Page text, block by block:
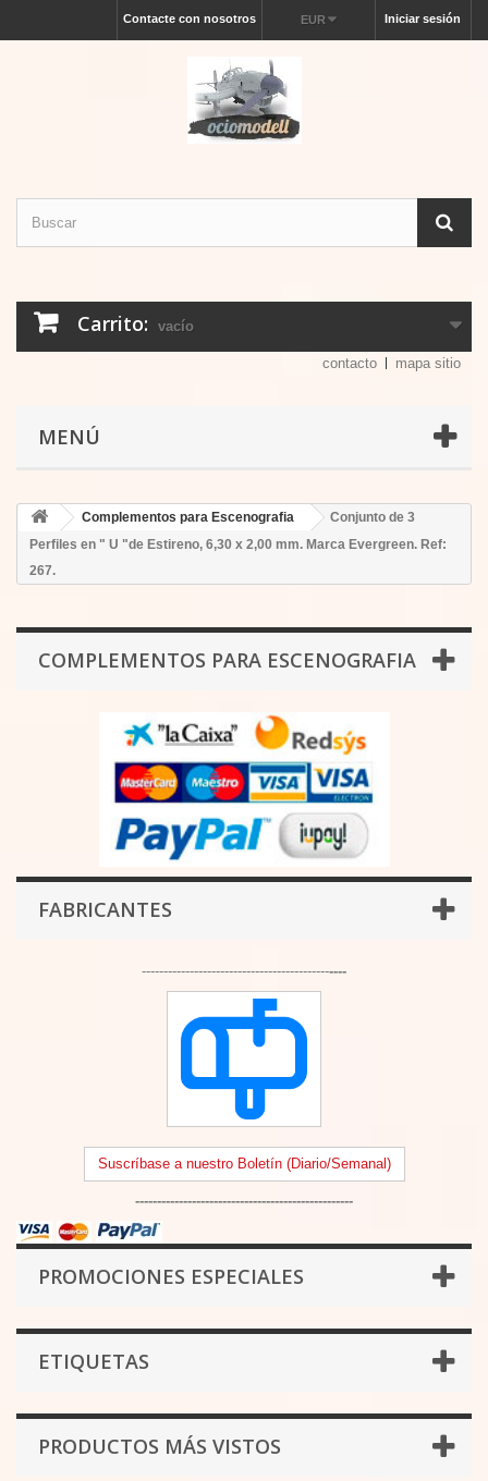
Iniciar sesión
EUR
Contacte con nosotros
Carrito: vacío
contacto mapa sitio
MENÚ
Complementos para Escenografia
Conjunto de 3
Perfiles en " U "de Estireno, 6,30 x 2,00 mm. Marca Evergreen. Ref:
267.
COMPLEMENTOS PARA ESCENOGRAFIA
FABRICANTES
-----------------------------------------------
Suscríbase a nuestro Boletín (Diario/Semanal)
--------------------------------------------------
PROMOCIONES ESPECIALES
ETIQUETAS
PRODUCTOS MÁS VISTOS